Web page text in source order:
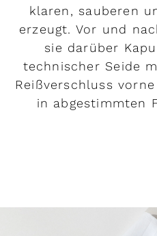
klaren, sauberen
erzeugt. Vor und
sie darüber
technischer Seide
Reißverschluss
in abgestimmten